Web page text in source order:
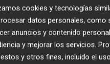
cookies y tecnologías
datos personales, como
anuncios y contenido
y mejorar los servicios.
y otros fines, incluido el